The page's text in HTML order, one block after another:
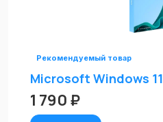
Рекомендуемый товар
Microsoft Windows
1 790 ₽